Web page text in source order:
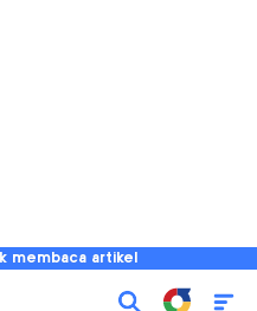
membaca artikel